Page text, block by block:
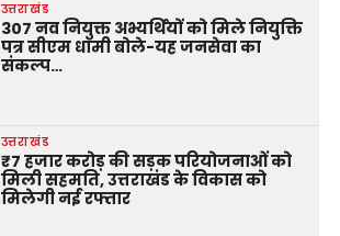
उत्तराखंड
307 नव नियुक्त अभ्यर्थियों को मिले नियुक्ति
पत्र सीएम धामी बोले-यह जनसेवा का
संकल्प…
उत्तराखंड
₹7 हजार करोड़ की सड़क परियोजनाओं को
मिली सहमति, उत्तराखंड के विकास को
मिलेगी नई रफ्तार